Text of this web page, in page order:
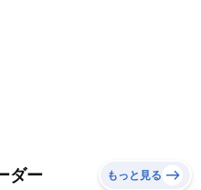
ダー もっと見る